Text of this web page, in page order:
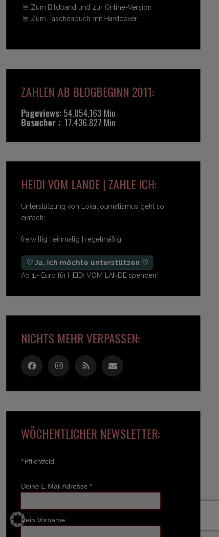
Zum Bildband und zur Online-Version
Zum Taschenbuch mit Hardcover
ZAHLEN AB BLOGBEGINN 2011:
Pageviews: 54.054.163 Mio
Besucher : 17.436.827 Mio
HEIDI VOM LANDE | ZAHLE ICH:
Unterstützung von Lokaljournalismus geht so
einfach:
freiwillig | einmalig | regelmäßig
♡ Ja, ich möchte unterstützen ♡
Ab 1,- Euro für HEIDI VOM LANDE spenden!
NICHTS MEHR VERPASSEN:
WÖCHENTLICHER NEWSLETTER:
*Pflichtfeld
Deine E-Mail Adresse *
Dein Vorname